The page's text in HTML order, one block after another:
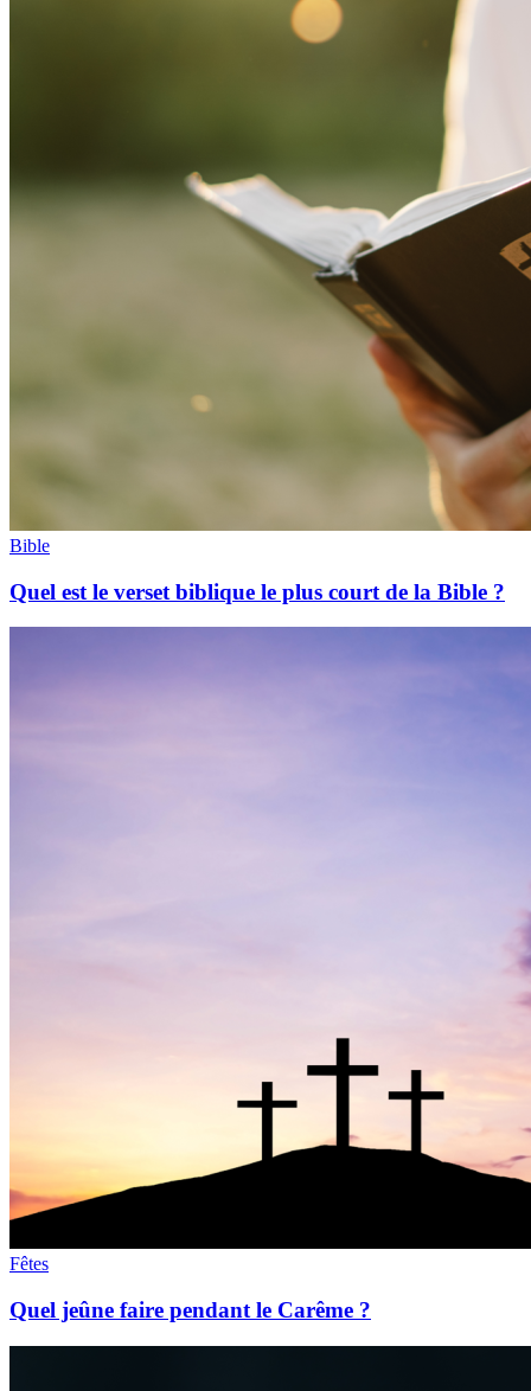
Bible
Quel est le verset biblique le plus court de la Bible ?
Fêtes
Quel jeûne faire pendant le Carême ?